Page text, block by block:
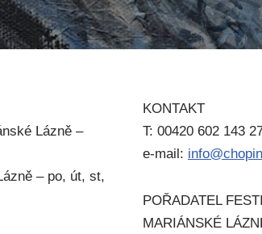
Lázně –
– po, út, st,
KONTAKT
T: 00420 602 143
e-mail:
POŘADATEL
MARIÁNSKÉ